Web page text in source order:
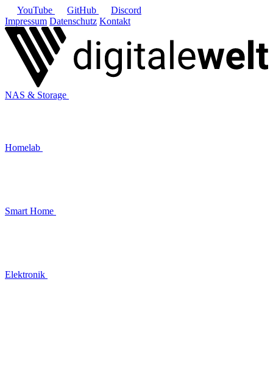
YouTube GitHub
Discord
Impressum Datenschutz Kontakt
NAS & Storage
Homelab
Smart Home
Elektronik